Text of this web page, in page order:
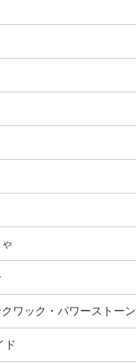
ワック・パワーストーン
ド